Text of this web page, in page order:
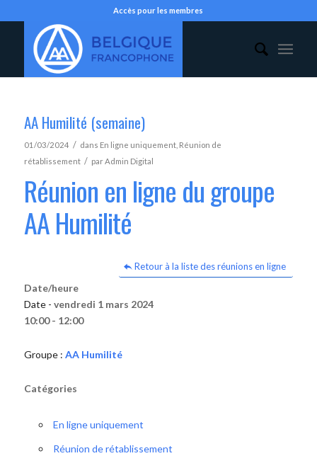
Accès pour les membres
AA Humilité (semaine)
01/03/2024 / dans En ligne uniquement, Réunion de
rétablissement / parAdmin Digital
Réunion en ligne du groupe
AA Humilité
Retour à la liste des réunions en ligne
Date/heure
Date - vendredi 1 mars 2024
10:00 - 12:00
Groupe : AA Humilité
Catégories
En ligne uniquement
Réunion de rétablissement